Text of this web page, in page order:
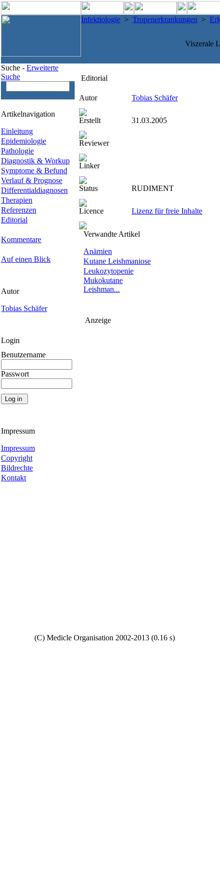
Infektiologie > Tropenerkrankungen >
Viszerale
Suche - Erweiterte
Suche
Artikelnavigation
Einleitung
Epidemiologie
Pathologie
Diagnostik & Workup
Symptome & Befund
Verlauf & Prognose
Differentialdiagnosen
Therapien
Referenzen
Editorial
Kommentare
Auf einen Blick
Autor
Tobias Schäfer
Login
Benutzername
Passwort
Impressum
Impressum
Copyright
Bildrechte
Kontakt
Editorial
Autor Tobias Schäfer
Erstellt 31.03.2005
Reviewer
Linker
Status RUDIMENT
Licence Lizenz für freie Inhalte
Verwandte Artikel
Anämien
Kutane Leishmaniose
Leukozytopenie
Mukokutane
Leishman...
Anzeige
(C) Medicle Organisation 2002-2013 (0.16 s)